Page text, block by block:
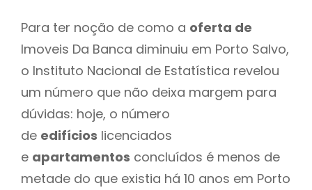
Para ter noção de como a oferta de
Imoveis Da Banca diminuiu em Porto Salvo,
o Instituto Nacional de Estatística revelou
um número que não deixa margem para
dúvidas: hoje, o número
de edifícios licenciados
e apartamentos concluídos é menos de
metade do que existia há 10 anos em Porto